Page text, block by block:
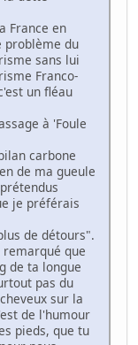
France en
problème du
sans lui
Franco-
un fléau
à 'Foule
carbone
de ma gueule
je préférais
de détours".
remarqué que
de ta longue
pas du
sur la
de l'humour
pieds, que tu